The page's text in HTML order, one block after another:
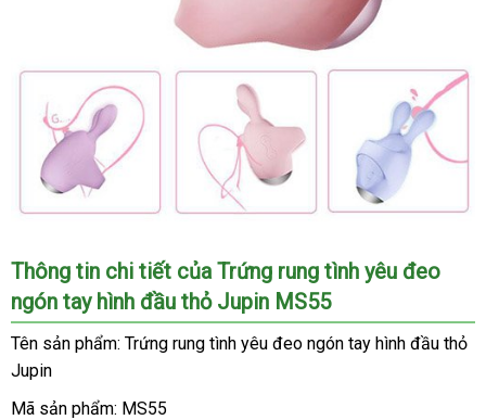
Trứng
rung
tình
yêu
đeo
ngón
tay
Thông tin chi tiết mua
sắm
của Trứng rung tình yêu đeo
ngón tay hình đầu thỏ Jupin MS55
Tên sản phẩm: Trứng rung tình yêu đeo ngón tay hình đầu thỏ
Jupin
Mã sản phẩm: MS55